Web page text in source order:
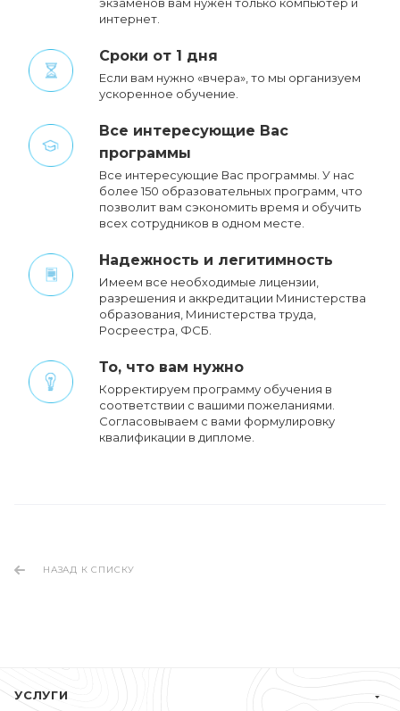
интернет.
Сроки от 1 дня
Если вам нужно «вчера», то мы организуем
ускоренное обучение.
Все интересующие Вас
программы
Все интересующие Вас программы. У нас
более 150 образовательных программ, что
позволит вам сэкономить время и обучить
всех сотрудников в одном месте.
Надежность и легитимность
Имеем все необходимые лицензии,
разрешения и аккредитации Министерства
образования, Министерства труда,
Росреестра, ФСБ.
То, что вам нужно
Корректируем программу обучения в
соответствии с вашими пожеланиями.
Cогласовываем с вами формулировку
квалификации в дипломе.
НАЗАД К СПИСКУ
УСЛУГИ